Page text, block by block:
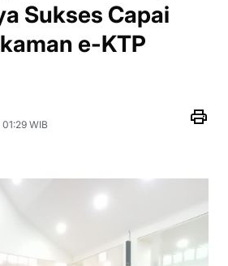
Sukses Capai
e-KTP
WIB